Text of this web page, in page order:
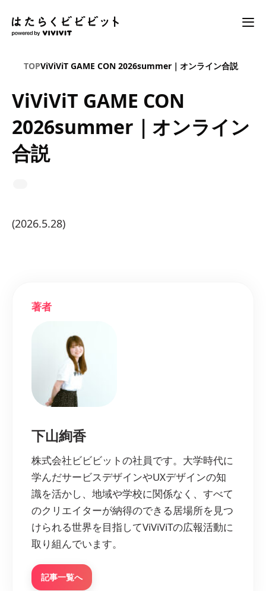
TOPViViViT GAME CON 2026summer｜オンライン合説
ViViViT GAME CON
2026summer｜オンライン
合説
(2026.5.28)
著者
下山絢香
株式会社ビビビットの社員です。大学時代に
学んだサービスデザインやUXデザインの知
識を活かし、地域や学校に関係なく、すべて
のクリエイターが納得のできる居場所を見つ
けられる世界を目指してViViViTの広報活動に
取り組んでいます。
記事一覧へ